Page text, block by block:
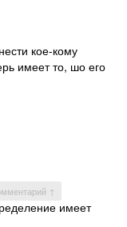
кое-кому
имеет то, шо его
↑
имеет